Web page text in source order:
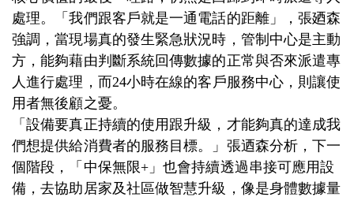
處理。「我們跟客戶就是一通電話的距離」，張廼森
強調，當現場真的發生緊急狀況時，管制中心是主動
方，能夠藉由判斷系統回傳數據的正常與否來派遣專
人進行處理，而24小時在線的客戶服務中心，則讓使
用者無後顧之憂。
「設備要真正持續的使用跟升級，才能夠真的達成我
們想提供給消費者的服務目標。」張迺森分析，下一
個階段，「中保無限+」也會持續透過串接可應用設
備，去協助居家及社區做智慧升級，像是身體數據量